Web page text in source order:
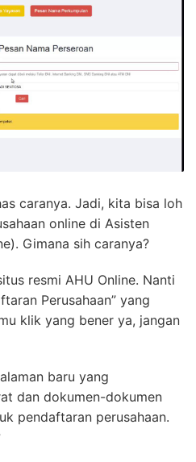
caranya. Jadi, kita bisa loh
online di Asisten
Gimana sih caranya?
resmi AHU Online. Nanti
Perusahaan” yang
klik yang bener ya, jangan
baru yang
dan dokumen-dokumen
pendaftaran perusahaan.